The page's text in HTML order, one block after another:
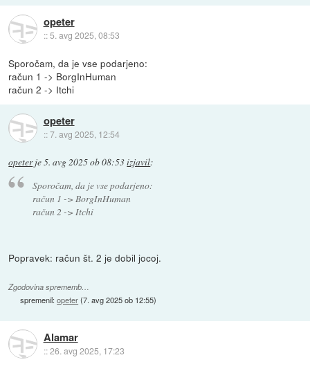
opeter
::5. avg 2025, 08:53
Sporočam, da je vse podarjeno:
račun 1 -> BorgInHuman
račun 2 -> Itchi
opeter
::7. avg 2025, 12:54
opeterje5. avg 2025 ob 08:53izjavil:
Sporočam, da je vse podarjeno:
račun 1 -> BorgInHuman
račun 2 -> Itchi
Popravek: račun št. 2 je dobil jocoj.
Zgodovina sprememb…
spremenil:opeter(7. avg 2025 ob 12:55)
Alamar
::26. avg 2025, 17:23